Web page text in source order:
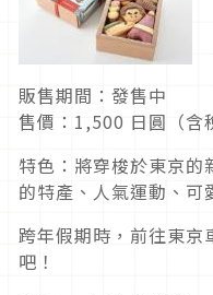
販售期間：發售中
售價：1,500 日圓（含
特色：將穿梭於東京的
的特產、人氣運動、可
跨年假期時，前往東
吧！